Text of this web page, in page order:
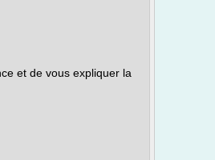
et de vous expliquer la